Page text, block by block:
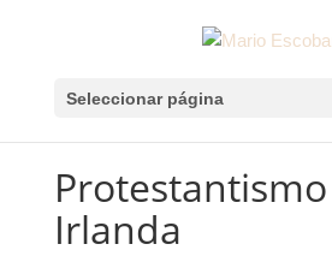
Seleccionar página
Irlanda